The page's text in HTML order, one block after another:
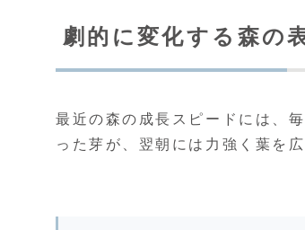
劇的に変化する森の
最近の森の成長スピードには、
った芽が、翌朝には力強く葉を